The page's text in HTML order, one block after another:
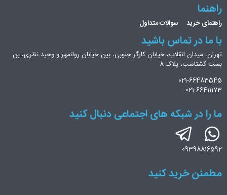
راهنما
راهنمای خرید سوالات متداول
با ما در تماس باشید
تهران، میدان انقلاب، خیابان کارگر جنوبی، بین خیابان روانمهر و وحید نظری، بن
بست گشتاسب، پلاک 8
021-66483545
021-66411173
ما را در شبکه های اجتماعی دنبال کنید
09398816592
مطمئن خرید کنید